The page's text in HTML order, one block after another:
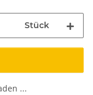
Stück
...